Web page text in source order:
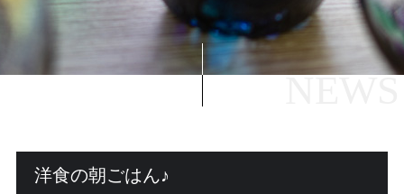
よくある質問
NEWS
洋食の朝ごはん♪